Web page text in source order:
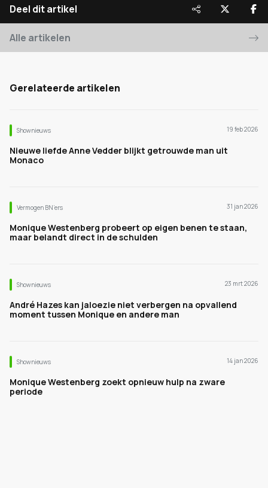
Deel dit artikel
Alle artikelen
Gerelateerde artikelen
Shownieuws 19 feb 2026
Nieuwe liefde Anne Vedder blijkt getrouwde man uit
Monaco
Vermogen BN’ers 31 jan 2026
Monique Westenberg probeert op eigen benen te staan,
maar belandt direct in de schulden
Shownieuws 23 mrt 2026
André Hazes kan jaloezie niet verbergen na opvallend
moment tussen Monique en andere man
Shownieuws 14 jan 2026
Monique Westenberg zoekt opnieuw hulp na zware
periode